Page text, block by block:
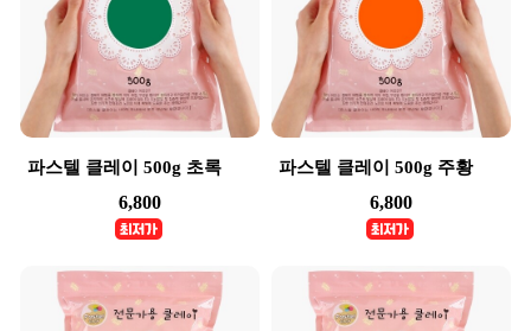
파스텔 클레이 500g 초록
6,800
파스텔 클레이 500g 주황
6,800